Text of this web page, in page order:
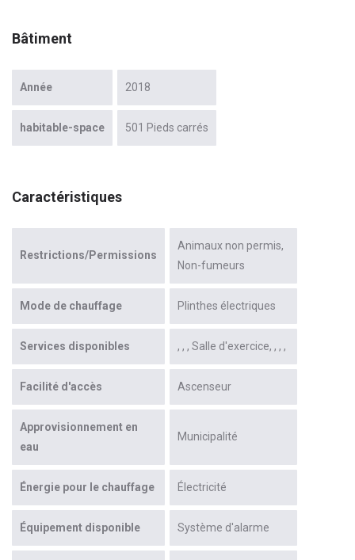
Bâtiment
Année 2018
habitable-space 501 Pieds carrés
Caractéristiques
Restrictions/Permissions
Animaux non permis
Non-fumeurs
Mode de chauffage Plinthes électriques
Services disponibles Salle d'exercice
Facilité d'accès Ascenseur
Approvisionnement en
eau
Municipalité
Énergie pour le chauffage Électricité
Équipement disponible Système d'alarme